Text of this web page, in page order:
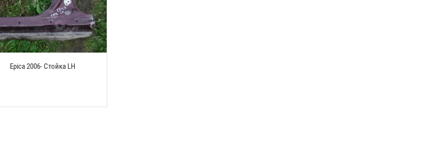
Epica 2006- Стойка LH